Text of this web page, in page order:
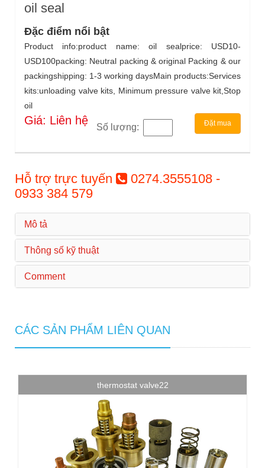
oil seal
Đặc điểm nổi bật
Product info:product name: oil sealprice: USD10-
USD100packing: Neutral packing & original Packing & our
packingshipping: 1-3 working daysMain products:Services
kits:unloading valve kits, Minimum pressure valve kit,Stop
oil
Giá: Liên hệ
Số lượng: Đặt mua
Hỗ trợ trực tuyến
0274.3555108 -
0933 384 579
Mô tả
Thông số kỹ thuật
Comment
CÁC SẢN PHẨM LIÊN QUAN
thermostat valve22